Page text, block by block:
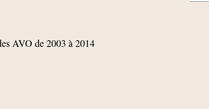
AVO de 2003 à 2014